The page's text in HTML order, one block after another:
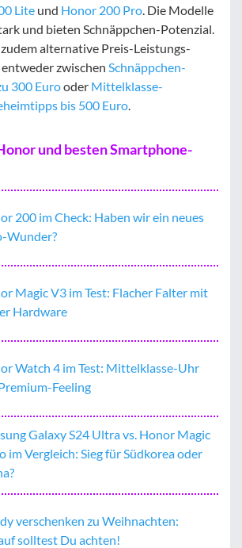
Lite und Honor 200 Pro. Die Modelle
und bieten Schnäppchen-Potenzial.
alternative Preis-Leistungs-
zwischen Schnäppchen-
300 Eurooder Mittelklasse-
bis 500 Euro.
und besten Smartphone-
200 im Check: Haben wir ein neues
Wunder?
Magic V3 im Test: Flacher Falter mit
Hardware
Watch 4 im Test: Mittelklasse-Uhr
Feeling
Galaxy S24 Ultra vs. Honor Magic
im Vergleich: Sieg für Südkorea oder
verschenken zu Weihnachten:
solltest Du achten!